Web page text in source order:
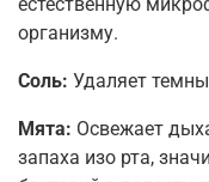
организму.
Соль: Удаляет
Мята: Освежает
запаха изо рта,